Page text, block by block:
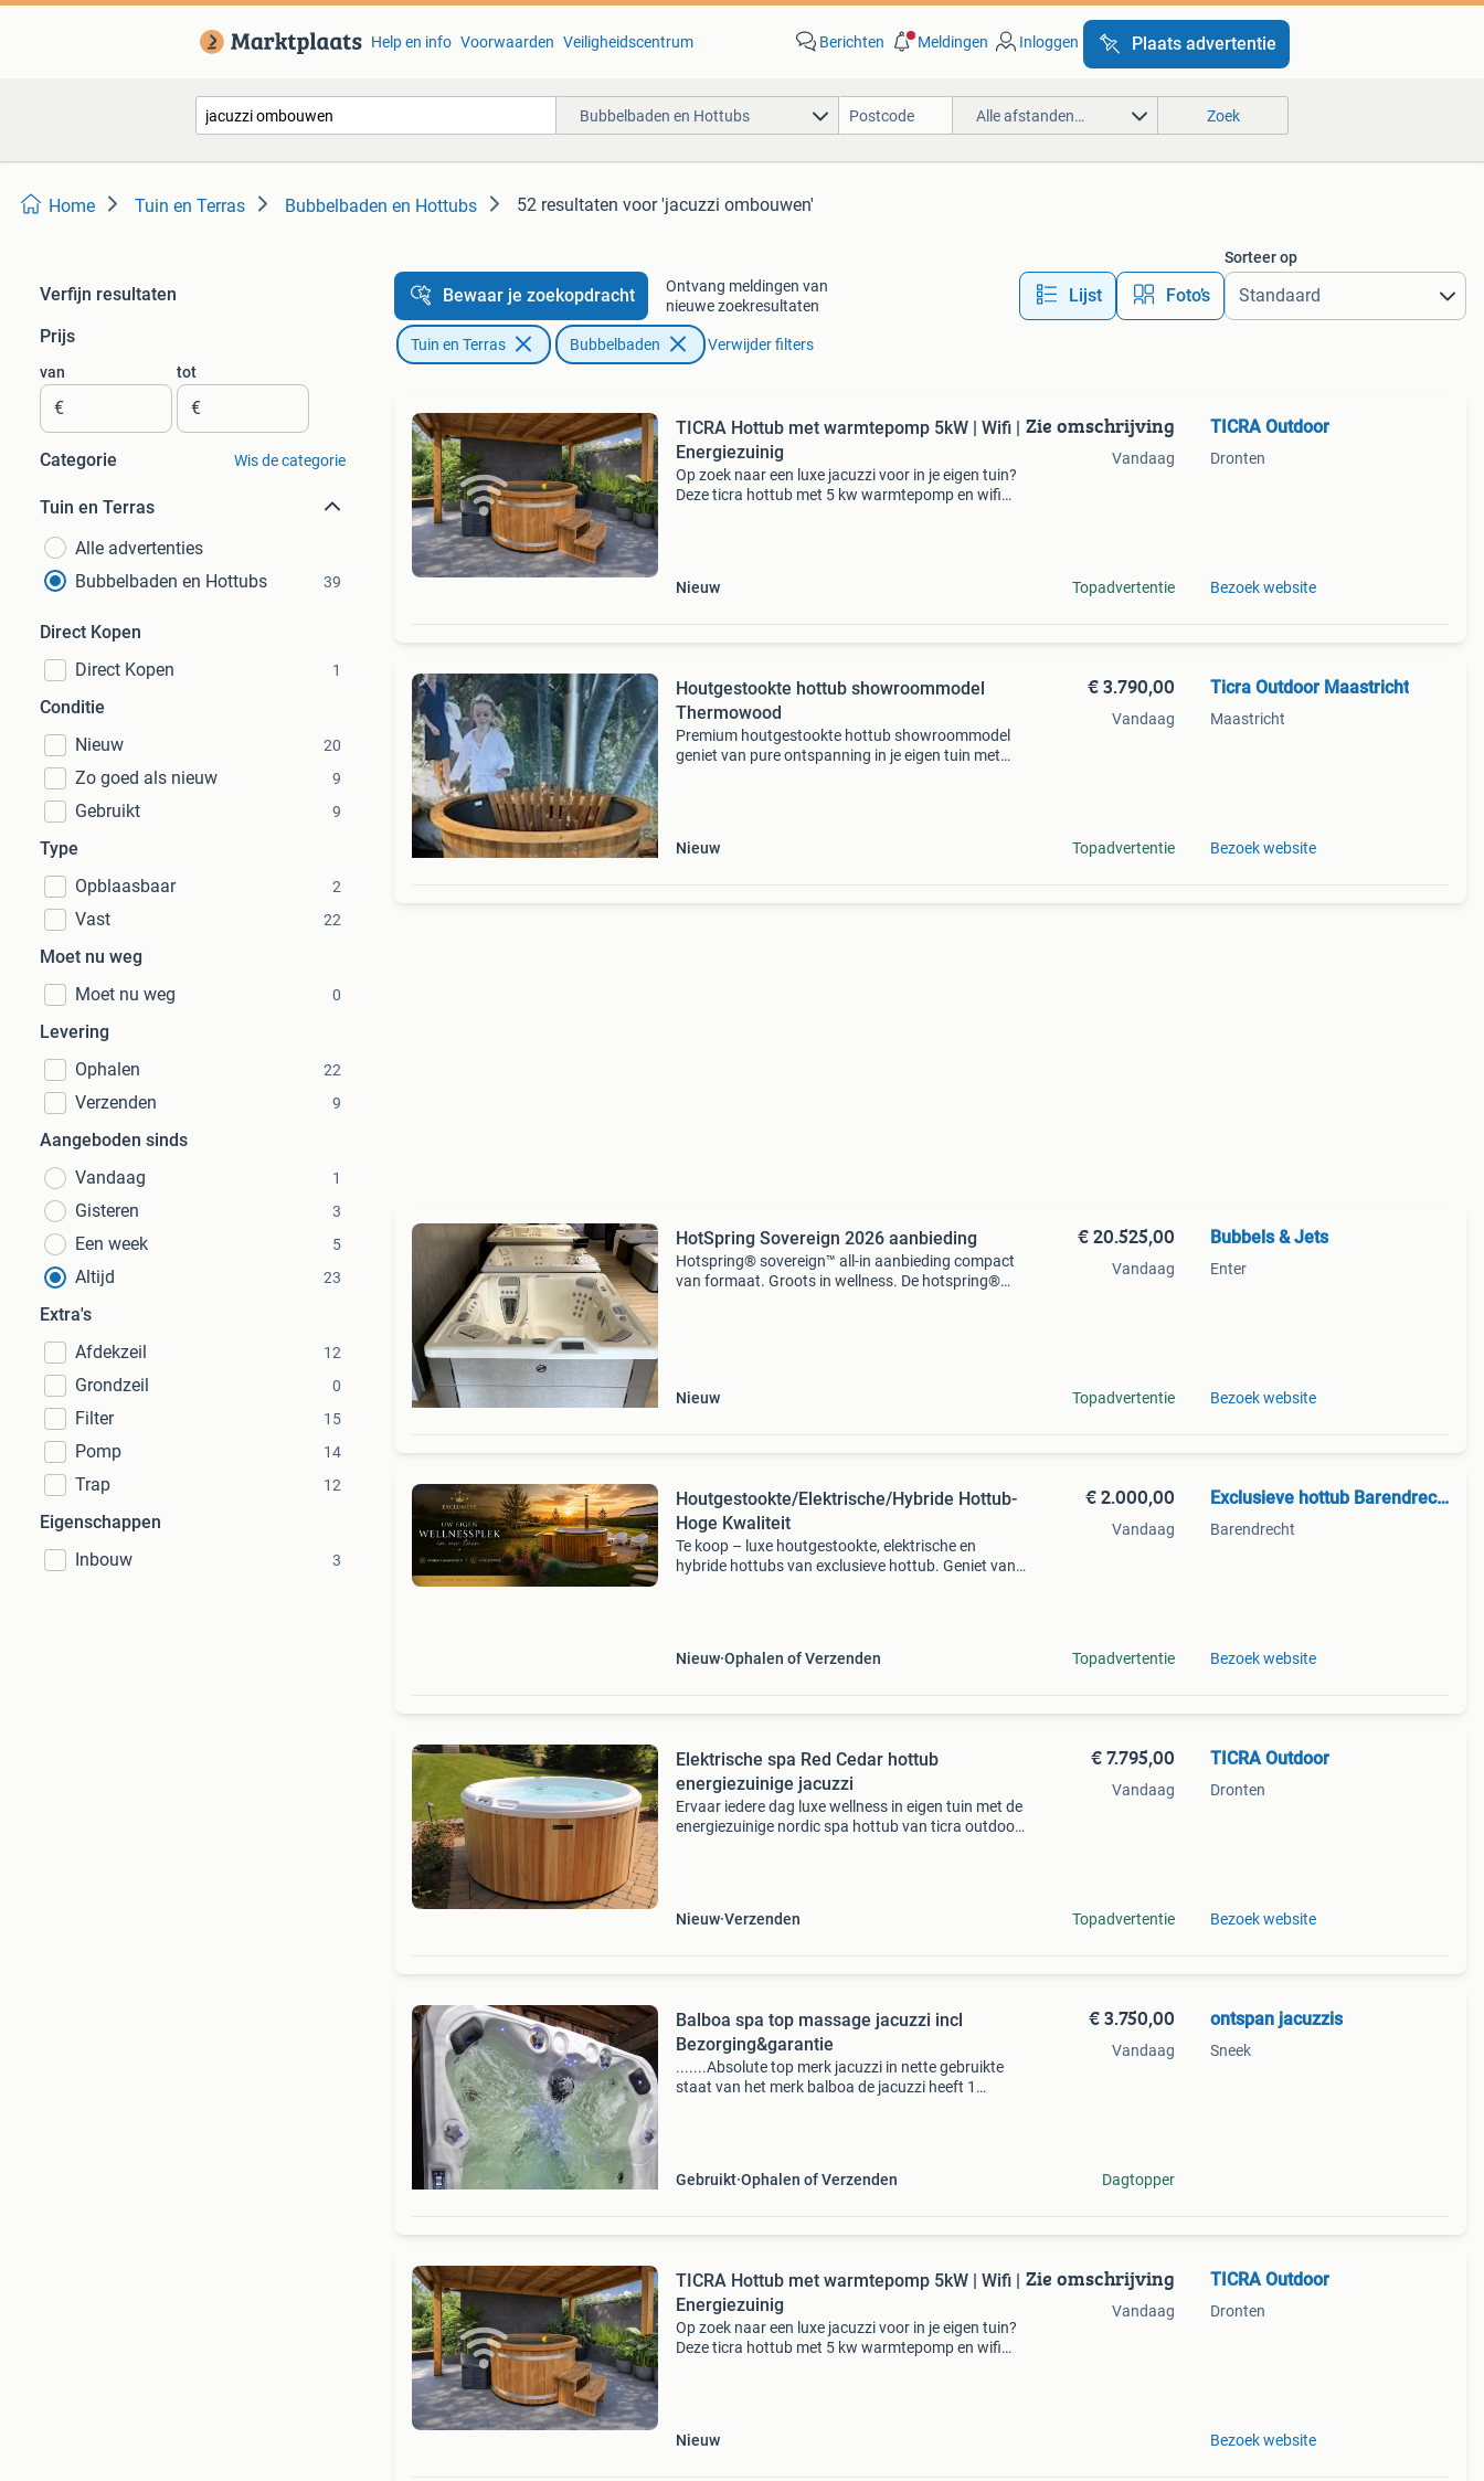
Help en info Voorwaarden Veiligheidscentrum Berichten Meldingen Inloggen Plaats advertentie
Bubbelbaden en Hottubs Alle afstanden… Zoek
Home Tuin en Terras Bubbelbaden en Hottubs 52 resultaten voor 'jacuzzi ombouwen'
Verfijn resultaten
Prijs
van
€
tot
€
Categorie Wis de categorie
Tuin en Terras
Alle advertenties
Bubbelbaden en Hottubs
39
Direct Kopen
Direct Kopen
1
Conditie
Nieuw
20
Zo goed als nieuw 9
Gebruikt 9
Type
Opblaasbaar
2
Vast 22
Moet nu weg
Moet nu weg
0
Levering
Ophalen
22
Verzenden 9
Aangeboden sinds
Vandaag
1
Gisteren 3
Een week 5
Altijd 23
Extra's
Afdekzeil
12
Grondzeil 0
Filter 15
Pomp 14
Trap 12
Eigenschappen
Inbouw
3
Bewaar je zoekopdracht
Ontvang meldingen van
nieuwe zoekresultaten
Lijst Foto’s
Sorteer op
Tuin en Terras Bubbelbaden Verwijder filters
TICRA Hottub met warmtepomp 5kW | Wifi |
Energiezuinig
Op zoek naar een luxe jacuzzi voor in je eigen tuin?
Deze ticra hottub met 5 kw warmtepomp en wifi
Nieuw
Zie omschrijving
Vandaag
Topadvertentie
TICRA Outdoor
Dronten
Bezoek website
Houtgestookte hottub showroommodel
Thermowood
Premium houtgestookte hottub showroommodel
geniet van pure ontspanning in je eigen tuin met
Nieuw
€ 3.790,00
Vandaag
Topadvertentie
Ticra Outdoor Maastricht
Maastricht
Bezoek website
HotSpring Sovereign 2026 aanbieding
Hotspring® sovereign™ all-in aanbieding compact
van formaat. Groots in wellness. De hotspring®
Nieuw
€ 20.525,00
Vandaag
Topadvertentie
Bubbels & Jets
Enter
Bezoek website
Houtgestookte/Elektrische/Hybride Hottub-
Hoge Kwaliteit
Te koop – luxe houtgestookte, elektrische en
hybride hottubs van exclusieve hottub. Geniet van
Nieuw Ophalen of Verzenden
€ 2.000,00
Vandaag
Topadvertentie
Exclusieve hottub Barendrecht
Barendrecht
Bezoek website
Elektrische spa Red Cedar hottub
energiezuinige jacuzzi
Ervaar iedere dag luxe wellness in eigen tuin met de
energiezuinige nordic spa hottub van ticra outdoor.
Nieuw Verzenden
€ 7.795,00
Vandaag
Topadvertentie
TICRA Outdoor
Dronten
Bezoek website
Balboa spa top massage jacuzzi incl
Bezorging&garantie
.......Absolute top merk jacuzzi in nette gebruikte
staat van het merk balboa de jacuzzi heeft 1
Gebruikt Ophalen of Verzenden
€ 3.750,00
Vandaag
Dagtopper
ontspan jacuzzis
Sneek
TICRA Hottub met warmtepomp 5kW | Wifi |
Energiezuinig
Op zoek naar een luxe jacuzzi voor in je eigen tuin?
Deze ticra hottub met 5 kw warmtepomp en wifi
Nieuw
Zie omschrijving
Vandaag
TICRA Outdoor
Dronten
Bezoek website